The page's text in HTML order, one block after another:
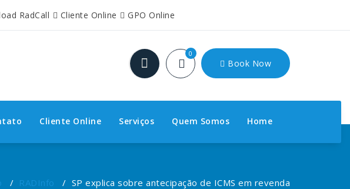
RadCall Cliente Online GPO Online
0
Book Now
Home
Quem Somos
Serviços
Cliente Online
/ RADInfo / SP explica sobre antecipação de ICMS em revenda